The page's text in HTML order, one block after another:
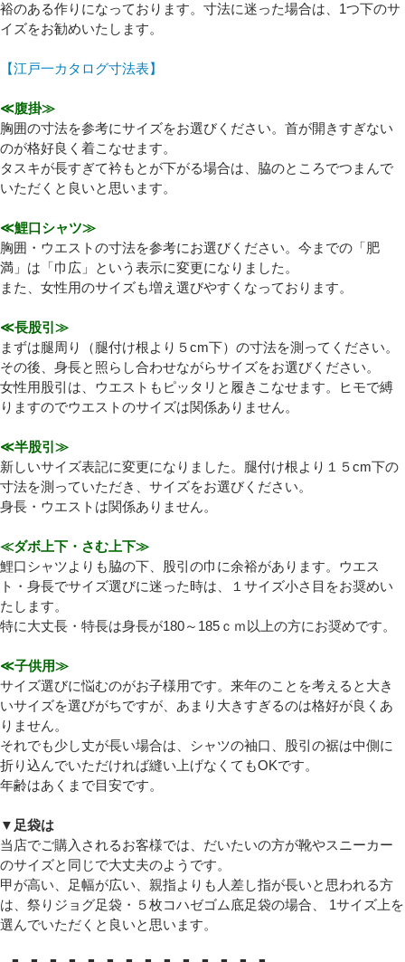
Eメール
プライバシーポリシーをご確認ください。
裕のある作りになっております。寸法に迷った場合は、1つ下のサ
イズをお勧めいたします。
【江戸一カタログ寸法表】
≪腹掛≫
胸囲の寸法を参考にサイズをお選びください。首が開きすぎない
のが格好良く着こなせます。
タスキが長すぎて衿もとが下がる場合は、脇のところでつまんで
いただくと良いと思います。
≪鯉口シャツ≫
胸囲・ウエストの寸法を参考にお選びください。今までの「肥
満」は「巾広」という表示に変更になりました。
また、女性用のサイズも増え選びやすくなっております。
≪長股引≫
まずは腿周り（腿付け根より５cm下）の寸法を測ってください。
その後、身長と照らし合わせながらサイズをお選びください。
女性用股引は、ウエストもピッタリと履きこなせます。ヒモで縛
りますのでウエストのサイズは関係ありません。
≪半股引≫
新しいサイズ表記に変更になりました。腿付け根より１５cm下の
寸法を測っていただき、サイズをお選びください。
身長・ウエストは関係ありません。
≪ダボ上下・さむ上下≫
鯉口シャツよりも脇の下、股引の巾に余裕があります。ウエス
ト・身長でサイズ選びに迷った時は、１サイズ小さ目をお奨めい
たします。
特に大丈長・特長は身長が180～185ｃｍ以上の方にお奨めです。
≪子供用≫
サイズ選びに悩むのがお子様用です。来年のことを考えると大き
いサイズを選びがちですが、あまり大きすぎるのは格好が良くあ
りません。
それでも少し丈が長い場合は、シャツの袖口、股引の裾は中側に
折り込んでいただければ縫い上げなくてもOKです。
年齢はあくまで目安です。
▼足袋は
当店でご購入されるお客様では、だいたいの方が靴やスニーカー
のサイズと同じで大丈夫のようです。
甲が高い、足幅が広い、親指よりも人差し指が長いと思われる方
は、祭りジョグ足袋・５枚コハゼゴム底足袋の場合、 1サイズ上を
選んでいただくと良いと思います。